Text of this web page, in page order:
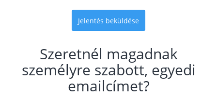
Jelentés beküldése
Szeretnél magadnak
személyre szabott, egyedi
emailcímet?